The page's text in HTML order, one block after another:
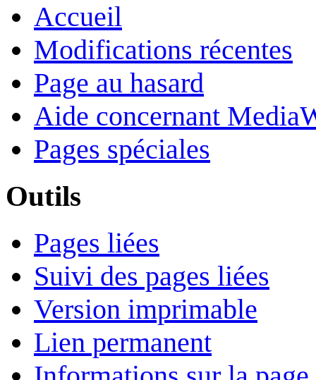
Accueil
Modifications récentes
Page au hasard
Aide concernant
Pages spéciales
Outils
Pages liées
Suivi des pages liées
Version imprimable
Lien permanent